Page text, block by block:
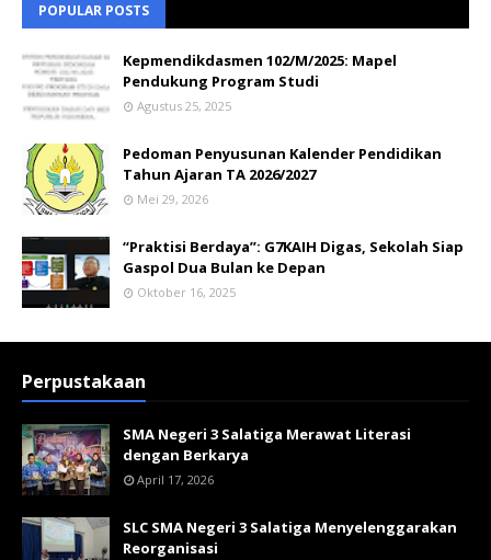
POPULAR POSTS
Kepmendikdasmen 102/M/2025: Mapel
Pendukung Program Studi
Agustus 25, 2025
Pedoman Penyusunan Kalender Pendidikan
Tahun Ajaran TA 2026/2027
Mei 29, 2026
“Praktisi Berdaya”: G7KAIH Digas, Sekolah Siap
Gaspol Dua Bulan ke Depan
Oktober 16, 2025
Perpustakaan
SMA Negeri 3 Salatiga Merawat Literasi
dengan Berkarya
April 17, 2026
SLC SMA Negeri 3 Salatiga Menyelenggarakan
Reorganisasi